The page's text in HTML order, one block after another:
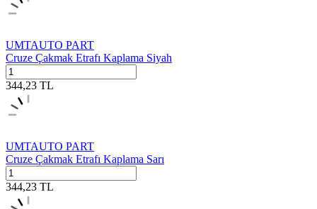
UMTAUTO PART
Cruze Çakmak Etrafı Kaplama Siyah
344,23 TL
UMTAUTO PART
Cruze Çakmak Etrafı Kaplama Sarı
344,23 TL